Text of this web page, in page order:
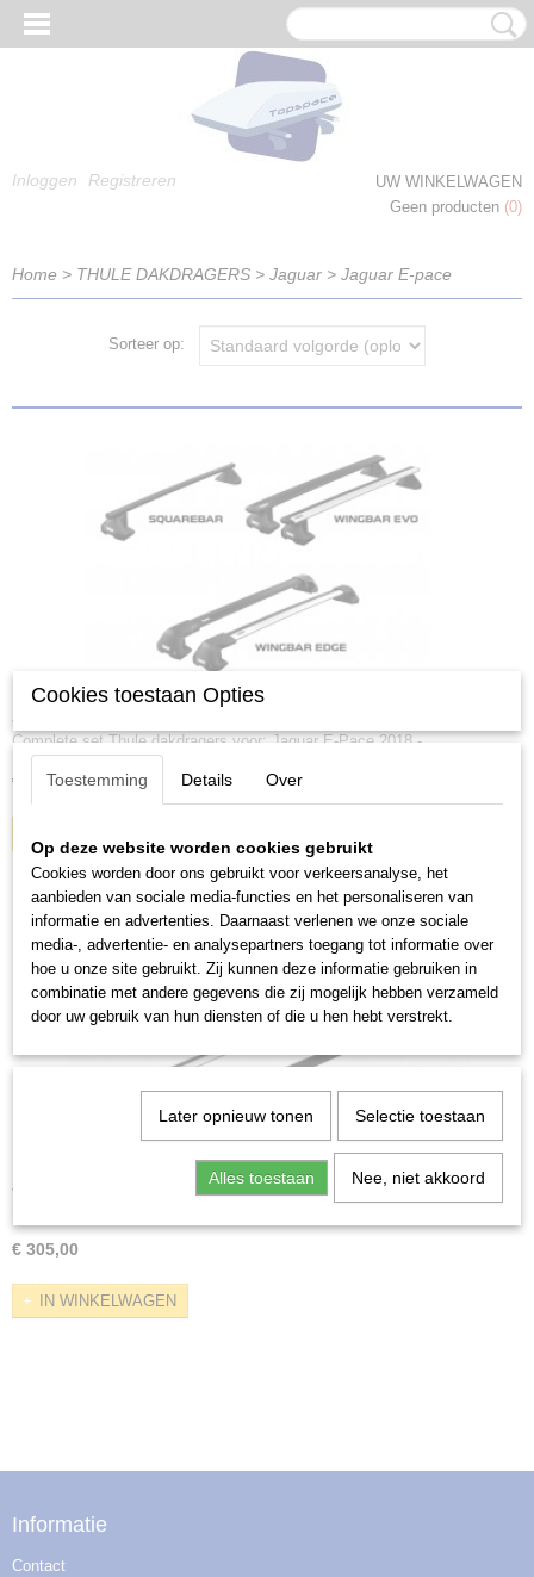
Inloggen Registreren
UW WINKELWAGEN
Geen producten (0)
Home > THULE DAKDRAGERS > Jaguar > Jaguar E-pace
Sorteer op:
Jaguar E-Pace 2018 - Heden Kaal/vlak dak
Complete set Thule dakdragers voor: Jaguar E-Pace 2018 -…
€ 305,00
Jaguar E-Pace 2018-heden flushrails / geintegreerde
met flushrails / geïntegreerde dakrails Modelreeks…
€ 305,00
IN WINKELWAGEN
Informatie
Contact
Cookies toestaan Opties
Toestemming Details Over
Op deze website worden cookies gebruikt
Cookies worden door ons gebruikt voor verkeersanalyse, het
aanbieden van sociale media-functies en het personaliseren van
informatie en advertenties. Daarnaast verlenen we onze sociale
media-, advertentie- en analysepartners toegang tot informatie over
hoe u onze site gebruikt. Zij kunnen deze informatie gebruiken in
combinatie met andere gegevens die zij mogelijk hebben verzameld
door uw gebruik van hun diensten of die u hen hebt verstrekt.
Later opnieuw tonen Selectie toestaan
Alles toestaan Nee, niet akkoord